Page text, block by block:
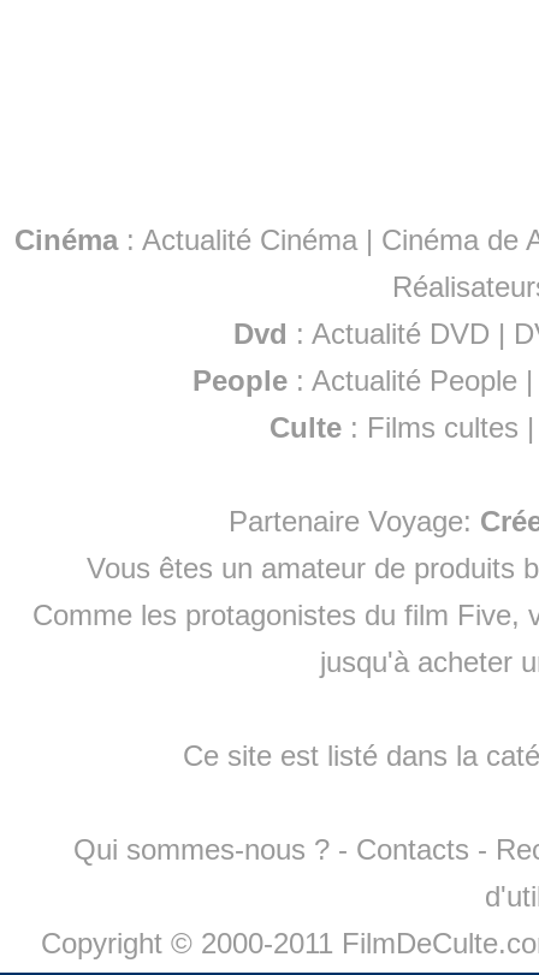
Cinéma: Actualité Cinéma | Cinéma de
Dvd : Actualité DVD |
People :Actualité People
Culte : Films cultes
Partenaire Voyage:
Vous êtes un amateur de produits
Comme les protagonistes du film Five,
jusqu'à acheter
Ce site est listé dans la
Qui sommes-nous ? - Contacts -
Copyright © 2000-2011